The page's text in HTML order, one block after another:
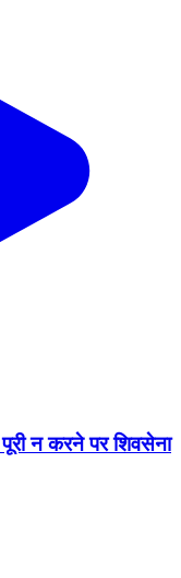
पूरी न करने पर शिवसेना